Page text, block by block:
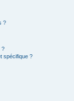
?
?
spécifique ?